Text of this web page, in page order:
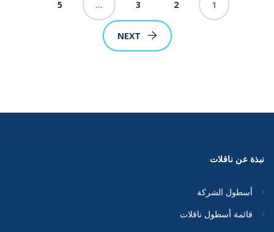
1
2
3
…
5
NEXT
نبذة عن ناقلات
أسطول الشركة
قائمة أسطول ناقلات